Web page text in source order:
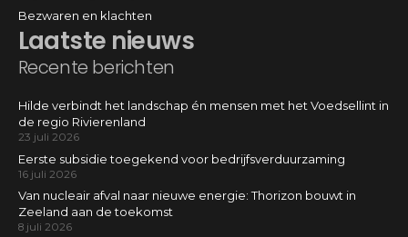
Laatste nieuws
Recente berichten
Hilde verbindt het landschap én mensen met het Voedsellint in
de regio Rivierenland
23 juli 2026
Eerste subsidie toegekend voor bedrijfsverduurzaming
16 juli 2026
Van nucleair afval naar nieuwe energie: Thorizon bouwt in
Zeeland aan de toekomst
8 juli 2026
Bezwaren en klachten